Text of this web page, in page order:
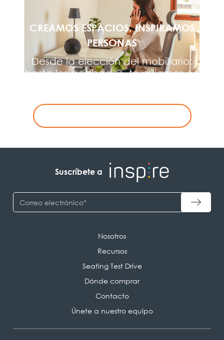
CREAMOS ESPACIOS, INSPIRAMOS
PERSONAS
Desde la elección del mobiliario;
hasta los acabados, te guiamos en
Suscríbete a
Nosotros
Recursos
Seating Test Drive
Dónde comprar
Contacto
Únete a nuestro equipo